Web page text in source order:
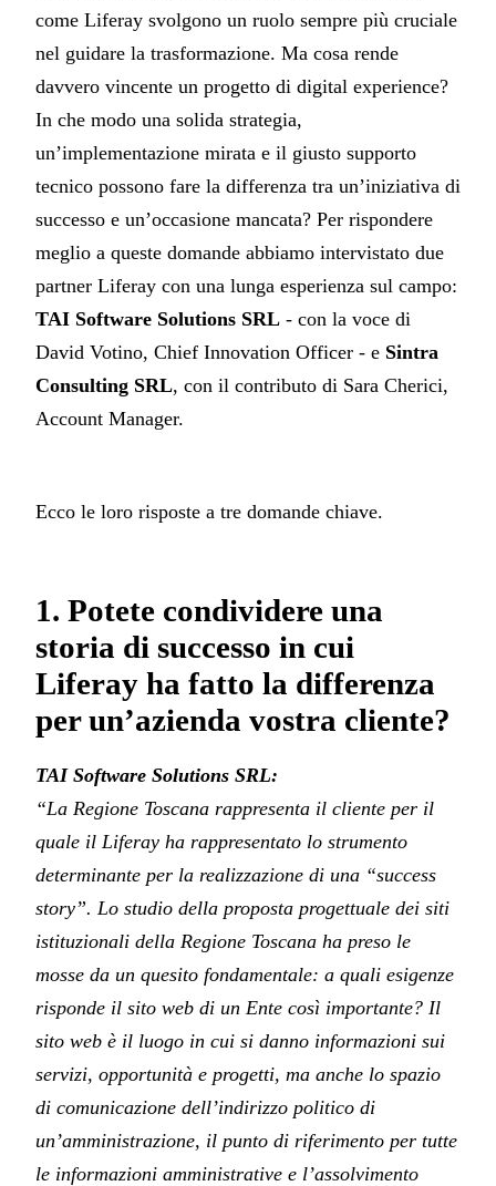
come Liferay svolgono un ruolo sempre più cruciale
nel guidare la trasformazione. Ma cosa rende
davvero vincente un progetto di digital experience?
In che modo una solida strategia,
un’implementazione mirata e il giusto supporto
tecnico possono fare la differenza tra un’iniziativa di
successo e un’occasione mancata? Per rispondere
meglio a queste domande abbiamo intervistato due
partner Liferay con una lunga esperienza sul campo:
TAI Software Solutions SRL - con la voce di
David Votino, Chief Innovation Officer - e Sintra
Consulting SRL, con il contributo di Sara Cherici,
Account Manager.
Ecco le loro risposte a tre domande chiave.
1. Potete condividere una
storia di successo in cui
Liferay ha fatto la differenza
per un’azienda vostra cliente?
TAI Software Solutions SRL:
“La Regione Toscana rappresenta il cliente per il
quale il Liferay ha rappresentato lo strumento
determinante per la realizzazione di una “success
story”. Lo studio della proposta progettuale dei siti
istituzionali della Regione Toscana ha preso le
mosse da un quesito fondamentale: a quali esigenze
risponde il sito web di un Ente così importante? Il
sito web è il luogo in cui si danno informazioni sui
servizi, opportunità e progetti, ma anche lo spazio
di comunicazione dell’indirizzo politico di
un’amministrazione, il punto di riferimento per tutte
le informazioni amministrative e l’assolvimento